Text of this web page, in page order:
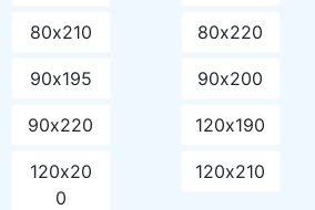
80х210 80х220
90х195 90х200
90х220 120х190
120х20
0
120х210